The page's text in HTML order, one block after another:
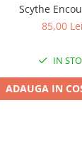
Scythe
85,00 Lei
IN
ADAUGA IN